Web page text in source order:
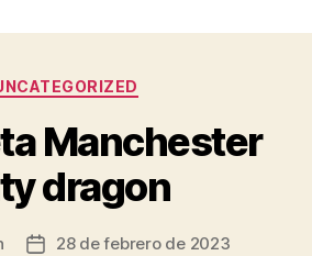
Categorías
Manchester
dragon
Fecha28 de febrero de 2023